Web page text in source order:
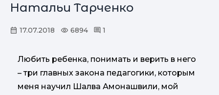
Натальи Тарченко
17.07.2018 6894 1
Любить ребенка, понимать и верить в него
– три главных закона педагогики, которым
меня научил Шалва Амонашвили, мой